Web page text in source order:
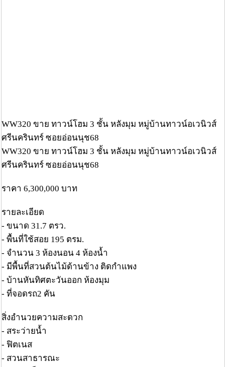
WW320 ขาย ทาวน์โฮม 3 ชั้น หลังมุม หมู่บ้านทาวน์อเวนิวส์
ศรีนครินทร์ ซอยอ่อนนุช68
WW320 ขาย ทาวน์โฮม 3 ชั้น หลังมุม หมู่บ้านทาวน์อเวนิวส์
ศรีนครินทร์ ซอยอ่อนนุช68
ราคา 6,300,000 บาท
รายละเอียด
- ขนาด 31.7 ตรว.
- พื้นที่ใช้สอย 195 ตรม.
- จำนวน 3 ห้องนอน 4 ห้องน้ำ
- มีพื้นที่สวนต้นไม้ด้านข้าง ติดกำแพง
- บ้านหันทิศตะวันออก ห้องมุม
- ที่จอดรถ2 คัน
สิ่งอำนวยความสะดวก
- สระว่ายน้ำ
- ฟิตเนส
- สวนสาธารณะ